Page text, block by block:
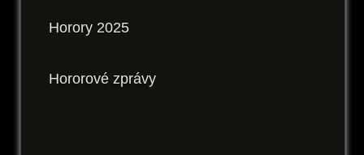
Horory 2025
Hororové zprávy